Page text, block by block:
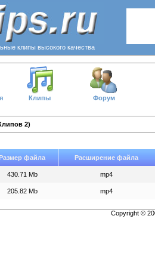
клипы высокого качества
Клипы Форум
2)
файла Расширение файла
430.71 Mb mp4
205.82 Mb mp4
Copyright ©